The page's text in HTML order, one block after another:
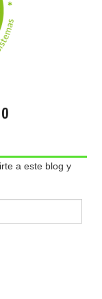
a este blog y